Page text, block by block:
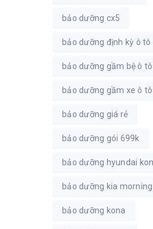
bảo dưỡng cx5
bảo dưỡng định kỳ ô tô
bảo dưỡng gầm bệ ô tô
bảo dưỡng gầm xe ô tô
bảo dưỡng giá rẻ
bảo dưỡng gói 699k
bảo dưỡng hyundai
bảo dưỡng kia morning
bảo dưỡng kona